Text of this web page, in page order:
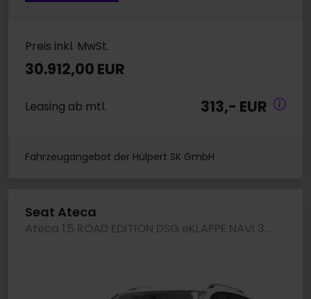
Preis inkl. MwSt.
30.912,00 EUR
Leasing ab mtl. 313,- EUR
Fahrzeugangebot der Hülpert SK GmbH
Seat Ateca
Ateca 1.5 ROAD EDITION DSG eKLAPPE NAVI 360CAM